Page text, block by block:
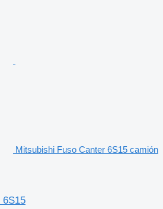
Mitsubishi Fuso Canter 6S15 camión
6S15